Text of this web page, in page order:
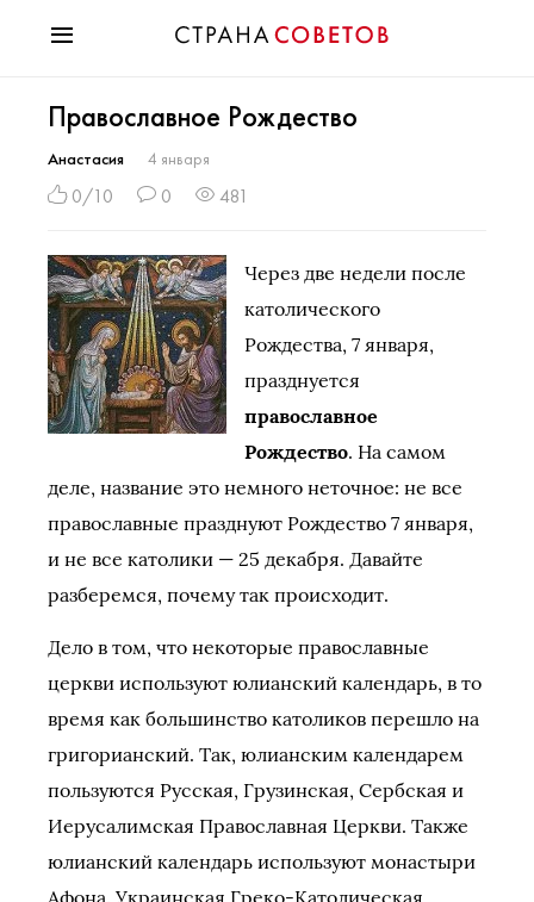
Мода
Звезды
Гороскопы
Психология
Хобби
Разное
Праздники
Православное Рождество
Анастасия 4 января
0/10 0 481
Через две недели после
католического
Рождества, 7 января,
празднуется
православное
Рождество. На самом
деле, название это немного неточное: не все
православные празднуют Рождество 7 января,
и не все католики — 25 декабря. Давайте
разберемся, почему так происходит.
Дело в том, что некоторые православные
церкви используют юлианский календарь, в то
время как большинство католиков перешло на
григорианский. Так, юлианским календарем
пользуются Русская, Грузинская, Сербская и
Иерусалимская Православная Церкви. Также
юлианский календарь используют монастыри
Афона, Украинская Греко-Католическая